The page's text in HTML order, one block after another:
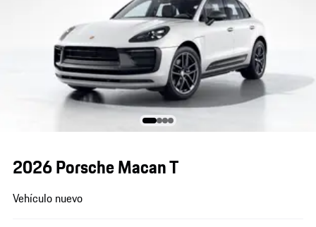
2026 Porsche Macan T
Vehículo nuevo